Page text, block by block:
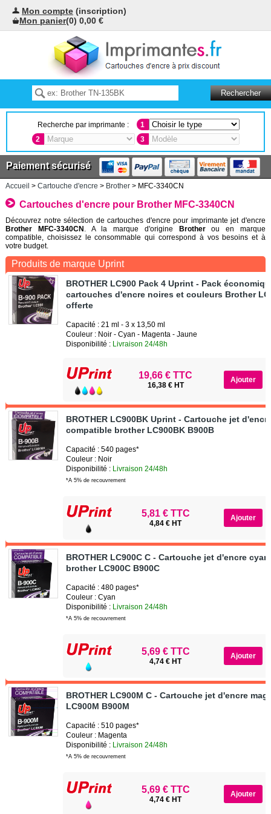
Mon compte (inscription)
Mon panier(0) 0,00 €
Recherche par imprimante :
1
2
3
Paiement sécurisé
Accueil > Cartouche d'encre > Brother> MFC-3340CN
Cartouches d'encre pour Brother MFC-3340CN
Découvrez notre sélection de cartouches d'encre pour imprimante jet d'encre
Brother MFC-3340CN . A la marque d'origine Brotherou en marque
compatible, choisissez le consommable qui correspond à vos besoins et à
votre budget.
Produits de marque Uprint
BROTHER LC900 Pack 4 Uprint - Pack
cartouches d'encre noires et couleurs Brother
offerte
Capacité : 21 ml - 3 x 13,50 ml
Couleur : Noir - Cyan - Magenta - Jaune
Disponibilité : Livraison 24/48h
19,66 € TTC
16,38 € HT
BROTHER LC900BK Uprint - Cartouche jet
compatible brother LC900BK B900B
Capacité : 540 pages*
Couleur : Noir
Disponibilité : Livraison 24/48h
*A 5% de recouvrement
5,81 € TTC
4,84 € HT
BROTHER LC900C C - Cartouche jet d'encre
brother LC900C B900C
Capacité : 480 pages*
Couleur : Cyan
Disponibilité : Livraison 24/48h
*A 5% de recouvrement
5,69 € TTC
4,74 € HT
BROTHER LC900M C - Cartouche jet d'encre
LC900M B900M
Capacité : 510 pages*
Couleur : Magenta
Disponibilité : Livraison 24/48h
*A 5% de recouvrement
5,69 € TTC
4,74 € HT